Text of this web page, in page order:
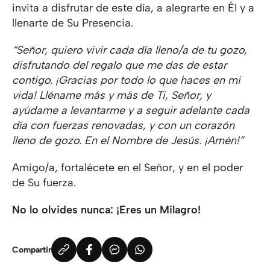
invita a disfrutar de este día, a alegrarte en Él y a
llenarte de Su Presencia.
“Señor, quiero vivir cada día lleno/a de tu gozo,
disfrutando del regalo que me das de estar
contigo. ¡Gracias por todo lo que haces en mi
vida! Lléname más y más de Ti, Señor, y
ayúdame a levantarme y a seguir adelante cada
día con fuerzas renovadas, y con un corazón
lleno de gozo. En el Nombre de Jesús. ¡Amén!”
Amigo/a, fortalécete en el Señor, y en el poder
de Su fuerza.
No lo olvides nunca: ¡Eres un Milagro!
Compartir